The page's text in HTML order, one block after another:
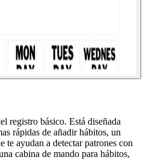
registro básico. Está diseñada
rápidas de añadir hábitos, un
te ayudan a detectar patrones con
cabina de mando para hábitos,